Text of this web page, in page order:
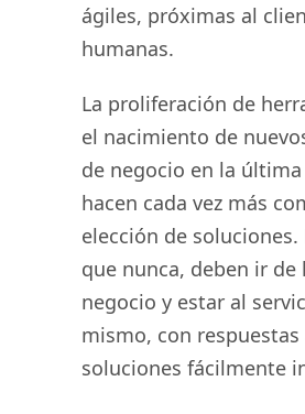
ágiles, próximas al
humanas.
La proliferación de
el nacimiento de
de negocio en la última
hacen cada vez más
elección de soluciones.
que nunca, deben ir de
negocio y estar al
mismo, con respuestas
soluciones fácilmente